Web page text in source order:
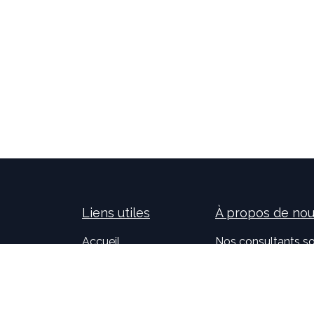
Liens utiles
Accueil
À propos de
Nos consultants